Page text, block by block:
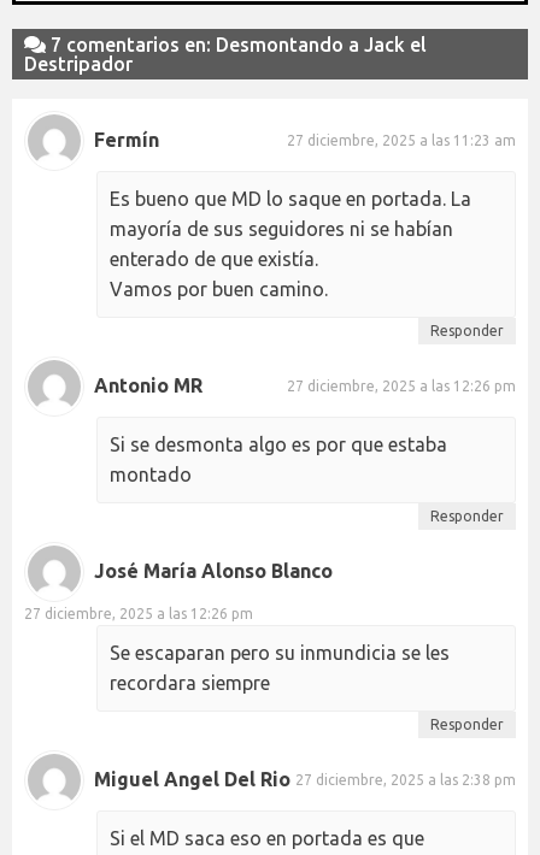
7 comentarios en: Desmontando a Jack el
Destripador
Fermín 27 diciembre, 2025 a las 11:23 am
Es bueno que MD lo saque en portada. La
mayoría de sus seguidores ni se habían
enterado de que existía.
Vamos por buen camino.
Responder
Antonio MR 27 diciembre, 2025 a las 12:26 pm
Si se desmonta algo es por que estaba
montado
Responder
José María Alonso Blanco
27 diciembre, 2025 a las 12:26 pm
Se escaparan pero su inmundicia se les
recordara siempre
Responder
Miguel Angel Del Rio 27 diciembre, 2025 a las 2:38 pm
Si el MD saca eso en portada es que